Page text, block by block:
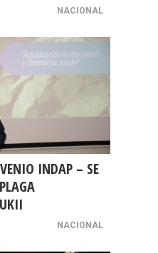
NACIONAL
INDAP – SE
NACIONAL